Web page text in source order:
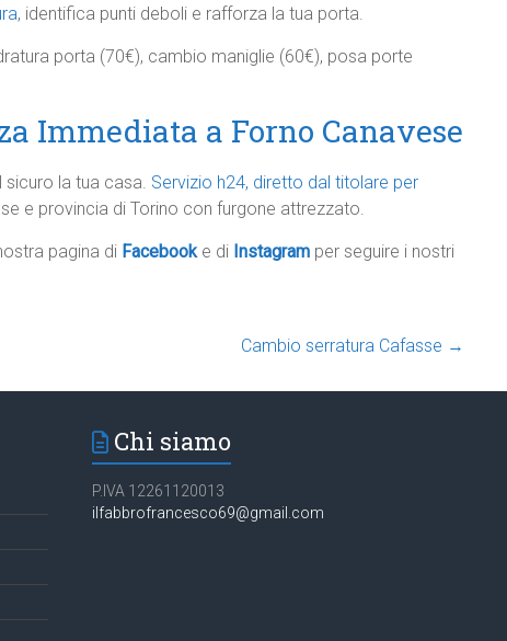
, identifica punti deboli e rafforza la tua porta.
porta (70€), cambio maniglie (60€), posa porte
Immediata a Forno Canavese
sicuro la tua casa. Servizio h24, diretto dal titolare per
e provincia di Torino con furgone attrezzato.
pagina di Facebook e di Instagram per seguire i nostri
Cambio serratura Cafasse →
Chi siamo
P.IVA 12261120013
ilfabbrofrancesco69@gmail.com